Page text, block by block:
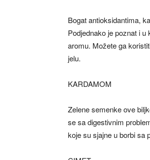
Bogat antioksidantima,
Podjednako je poznat i
aromu. Možete ga
jelu.
KARDAMOM
Zelene semenke ove
se sa digestivnim
koje su sjajne u borbi sa